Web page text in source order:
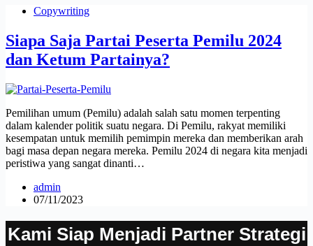
Copywriting
Siapa Saja Partai Peserta Pemilu 2024
dan Ketum Partainya?
Pemilihan umum (Pemilu) adalah salah satu momen terpenting
dalam kalender politik suatu negara. Di Pemilu, rakyat memiliki
kesempatan untuk memilih pemimpin mereka dan memberikan arah
bagi masa depan negara mereka. Pemilu 2024 di negara kita menjadi
peristiwa yang sangat dinanti…
admin
07/11/2023
Kami Siap Menjadi Partner Strategi